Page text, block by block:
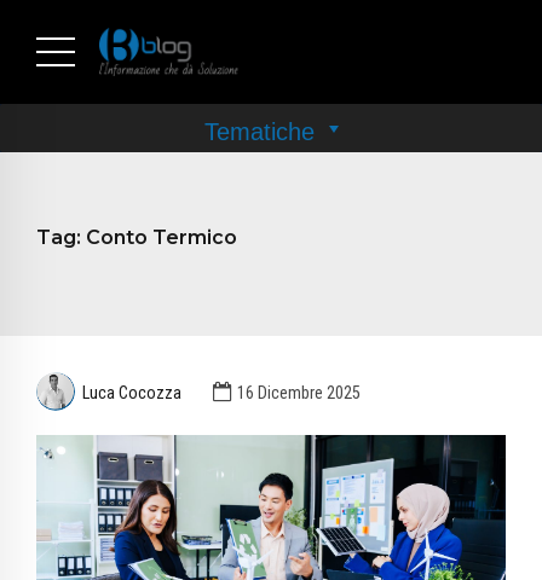
Tag: Conto Termico
Luca Cocozza 16 Dicembre 2025